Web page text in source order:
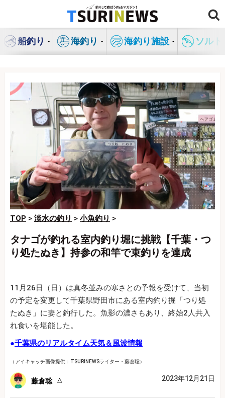
ン
船釣り 海釣り 海釣り施設 ソル
TOP > 淡水の釣り > 小魚釣り >
タナゴが釣れる室内釣り堀に挑戦【千葉・つ
り処たぬき】持参の和竿で束釣りを達成
11月26日（日）は真冬並みの寒さとの予報を受けて、当初
の予定を変更して千葉県野田市にある室内釣り掘「つり処
たぬき」に妻と釣行した。魚影の濃さもあり、終始2人共入
れ食いを堪能した。
●千葉県のリアルタイム天気＆風波情報
（アイキャッチ画像提供：TSURINEWSライター・藤倉聡）
藤倉聡 2023年12月21日